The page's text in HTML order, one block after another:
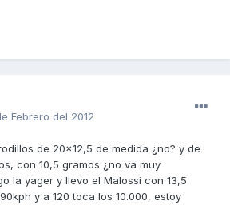
Febrero del 2012
de 20x12,5 de medida ¿no? y de
con 10,5 gramos ¿no va muy
la yager y llevo el Malossi con 13,5
y a 120 toca los 10.000, estoy